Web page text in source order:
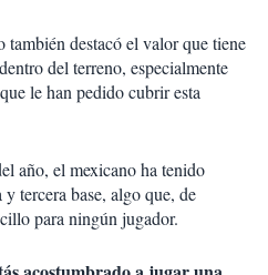
destacó el valor que tiene
del terreno, especialmente
le han pedido cubrir esta
año, el mexicano ha tenido
tercera base, algo que, de
para ningún jugador.